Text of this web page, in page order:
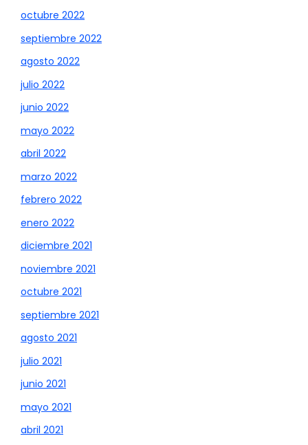
octubre 2022
septiembre 2022
agosto 2022
julio 2022
junio 2022
mayo 2022
abril 2022
marzo 2022
febrero 2022
enero 2022
diciembre 2021
noviembre 2021
octubre 2021
septiembre 2021
agosto 2021
julio 2021
junio 2021
mayo 2021
abril 2021